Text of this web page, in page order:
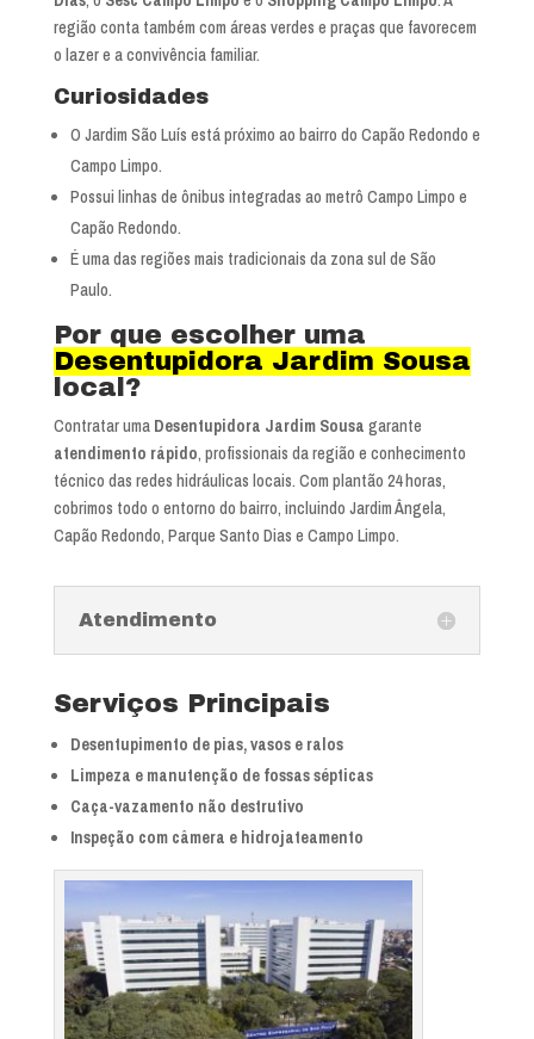
região conta também com áreas verdes e praças que favorecem
o lazer e a convivência familiar.
Curiosidades
O Jardim São Luís está próximo ao bairro do Capão Redondo e
Campo Limpo.
Possui linhas de ônibus integradas ao metrô Campo Limpo e
Capão Redondo.
É uma das regiões mais tradicionais da zona sul de São
Paulo.
Por que escolher uma
Desentupidora Jardim Sousa
local?
Contratar uma Desentupidora Jardim Sousa garante
atendimento rápido, profissionais da região e conhecimento
técnico das redes hidráulicas locais. Com plantão 24 horas,
cobrimos todo o entorno do bairro, incluindo Jardim Ângela,
Capão Redondo, Parque Santo Dias e Campo Limpo.
Atendimento
Serviços Principais
Desentupimento de pias, vasos e ralos
Limpeza e manutenção de fossas sépticas
Caça-vazamento não destrutivo
Inspeção com câmera e hidrojateamento